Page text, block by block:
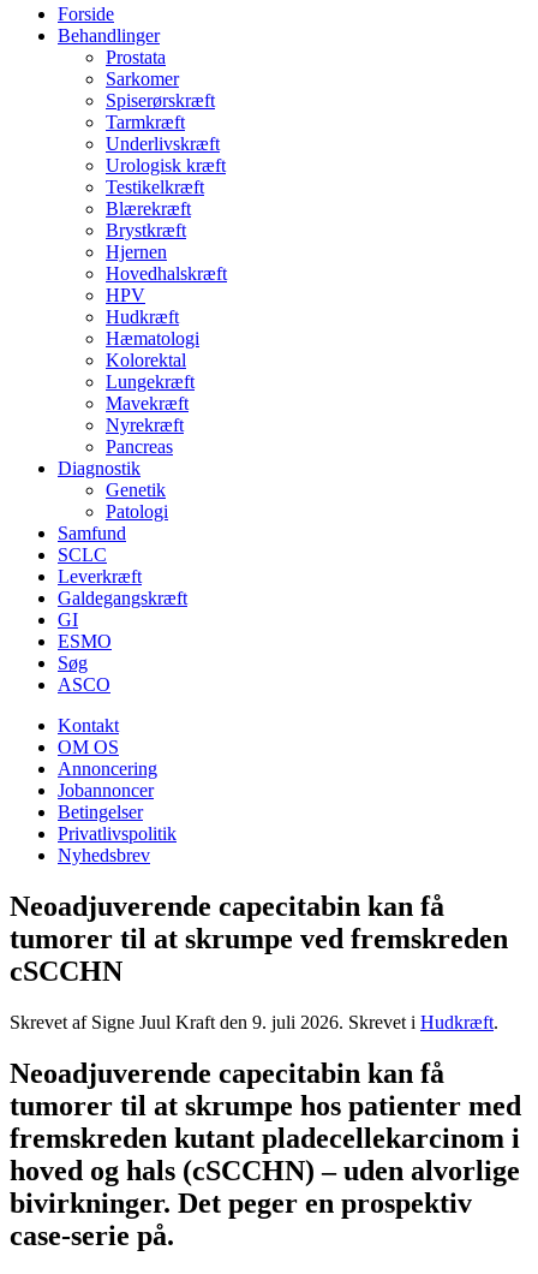
Forside
Behandlinger
Prostata
Sarkomer
Spiserørskræft
Tarmkræft
Underlivskræft
Urologisk kræft
Testikelkræft
Blærekræft
Brystkræft
Hjernen
Hovedhalskræft
HPV
Hudkræft
Hæmatologi
Kolorektal
Lungekræft
Mavekræft
Nyrekræft
Pancreas
Diagnostik
Genetik
Patologi
Samfund
SCLC
Leverkræft
Galdegangskræft
GI
ESMO
Søg
ASCO
Kontakt
OM OS
Annoncering
Jobannoncer
Betingelser
Privatlivspolitik
Nyhedsbrev
Neoadjuverende capecitabin kan få
tumorer til at skrumpe ved fremskreden
cSCCHN
Skrevet af Signe Juul Kraft den 9. juli 2026. Skrevet i Hudkræft.
Neoadjuverende capecitabin kan få
tumorer til at skrumpe hos patienter med
fremskreden kutant pladecellekarcinom i
hoved og hals (cSCCHN) – uden alvorlige
bivirkninger. Det peger en prospektiv
case-serie på.